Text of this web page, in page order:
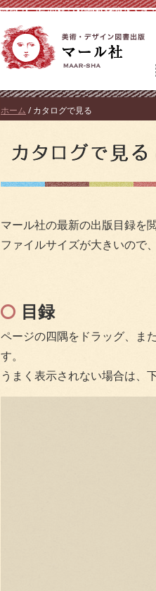
ホーム / カタログで見る
マール社の最新の出版目録を
ファイルサイズが大きいので
目録
ページの四隅をドラッグ、ま
す。
うまく表示されない場合は、